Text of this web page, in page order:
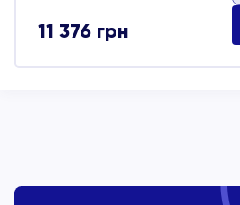
11 376 грн